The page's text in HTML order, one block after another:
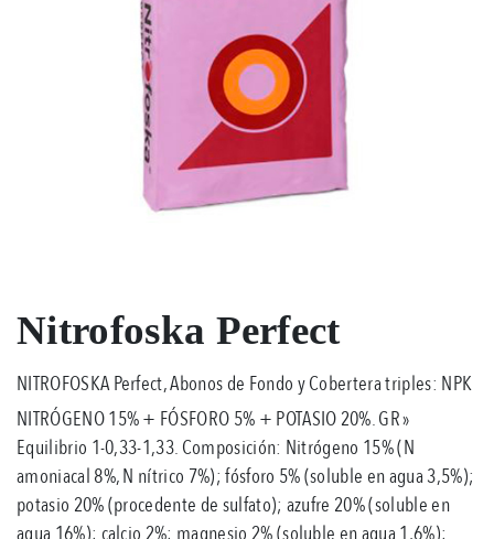
Nitrofoska Perfect
NITROFOSKA Perfect, Abonos de Fondo y Cobertera triples: NPK
NITRÓGENO 15% + FÓSFORO 5% + POTASIO 20%. GR »
Equilibrio 1-0,33-1,33. Composición: Nitrógeno 15% (N
amoniacal 8%, N nítrico 7%); fósforo 5% (soluble en agua 3,5%);
potasio 20% (procedente de sulfato); azufre 20% (soluble en
agua 16%); calcio 2%; magnesio 2% (soluble en agua 1,6%);